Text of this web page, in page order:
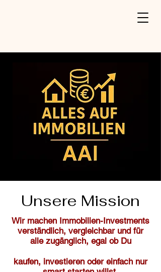
Unsere Mission
Wir machen Immobilien-Investments
verständlich, vergleichbar und für
alle zugänglich, egal ob Du
kaufen, investieren oder einfach nur